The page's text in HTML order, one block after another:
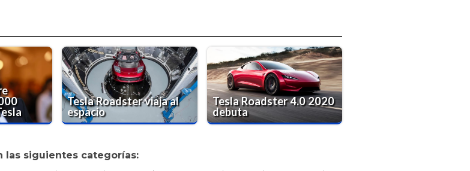
Tesla Roadster viaja al
espacio
Tesla Roadster 4.0 2020
debuta
las siguientes categorías: